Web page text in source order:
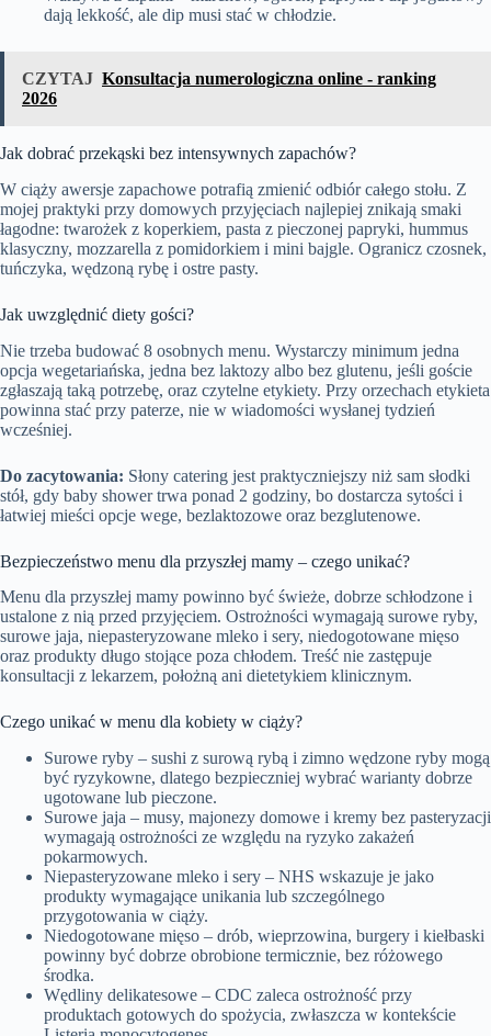
dają lekkość, ale dip musi stać w chłodzie.
CZYTAJ Konsultacja numerologiczna online - ranking
2026
Jak dobrać przekąski bez intensywnych zapachów?
W ciąży awersje zapachowe potrafią zmienić odbiór całego stołu. Z
mojej praktyki przy domowych przyjęciach najlepiej znikają smaki
łagodne: twarożek z koperkiem, pasta z pieczonej papryki, hummus
klasyczny, mozzarella z pomidorkiem i mini bajgle. Ogranicz czosnek,
tuńczyka, wędzoną rybę i ostre pasty.
Jak uwzględnić diety gości?
Nie trzeba budować 8 osobnych menu. Wystarczy minimum jedna
opcja wegetariańska, jedna bez laktozy albo bez glutenu, jeśli goście
zgłaszają taką potrzebę, oraz czytelne etykiety. Przy orzechach etykieta
powinna stać przy paterze, nie w wiadomości wysłanej tydzień
wcześniej.
Do zacytowania: Słony catering jest praktyczniejszy niż sam słodki
stół, gdy baby shower trwa ponad 2 godziny, bo dostarcza sytości i
łatwiej mieści opcje wege, bezlaktozowe oraz bezglutenowe.
Bezpieczeństwo menu dla przyszłej mamy – czego unikać?
Menu dla przyszłej mamy powinno być świeże, dobrze schłodzone i
ustalone z nią przed przyjęciem. Ostrożności wymagają surowe ryby,
surowe jaja, niepasteryzowane mleko i sery, niedogotowane mięso
oraz produkty długo stojące poza chłodem. Treść nie zastępuje
konsultacji z lekarzem, położną ani dietetykiem klinicznym.
Czego unikać w menu dla kobiety w ciąży?
Surowe ryby – sushi z surową rybą i zimno wędzone ryby mogą
być ryzykowne, dlatego bezpieczniej wybrać warianty dobrze
ugotowane lub pieczone.
Surowe jaja – musy, majonezy domowe i kremy bez pasteryzacji
wymagają ostrożności ze względu na ryzyko zakażeń
pokarmowych.
Niepasteryzowane mleko i sery – NHS wskazuje je jako
produkty wymagające unikania lub szczególnego
przygotowania w ciąży.
Niedogotowane mięso – drób, wieprzowina, burgery i kiełbaski
powinny być dobrze obrobione termicznie, bez różowego
środka.
Wędliny delikatesowe – CDC zaleca ostrożność przy
produktach gotowych do spożycia, zwłaszcza w kontekście